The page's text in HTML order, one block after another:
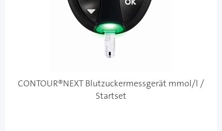
CONTOUR®NEXT Blutzuckermessgerät mmol/l /
Startset